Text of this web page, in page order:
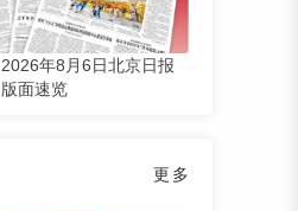
2026年8月6日北京日报
版面速览
更多